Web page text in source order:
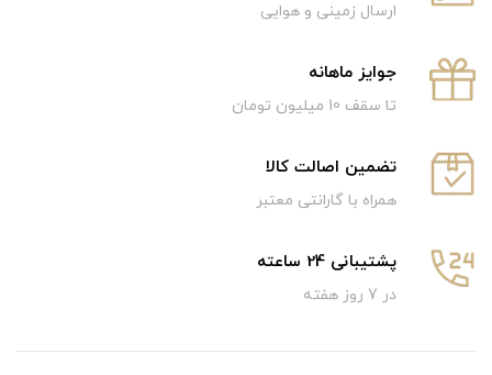
ارسال زمینی و هوایی
جوایز ماهانه
تا سقف 10 میلیون تومان
تضمین اصالت کالا
همراه با گارانتی معتبر
پشتیبانی 24 ساعته
در 7 روز هفته